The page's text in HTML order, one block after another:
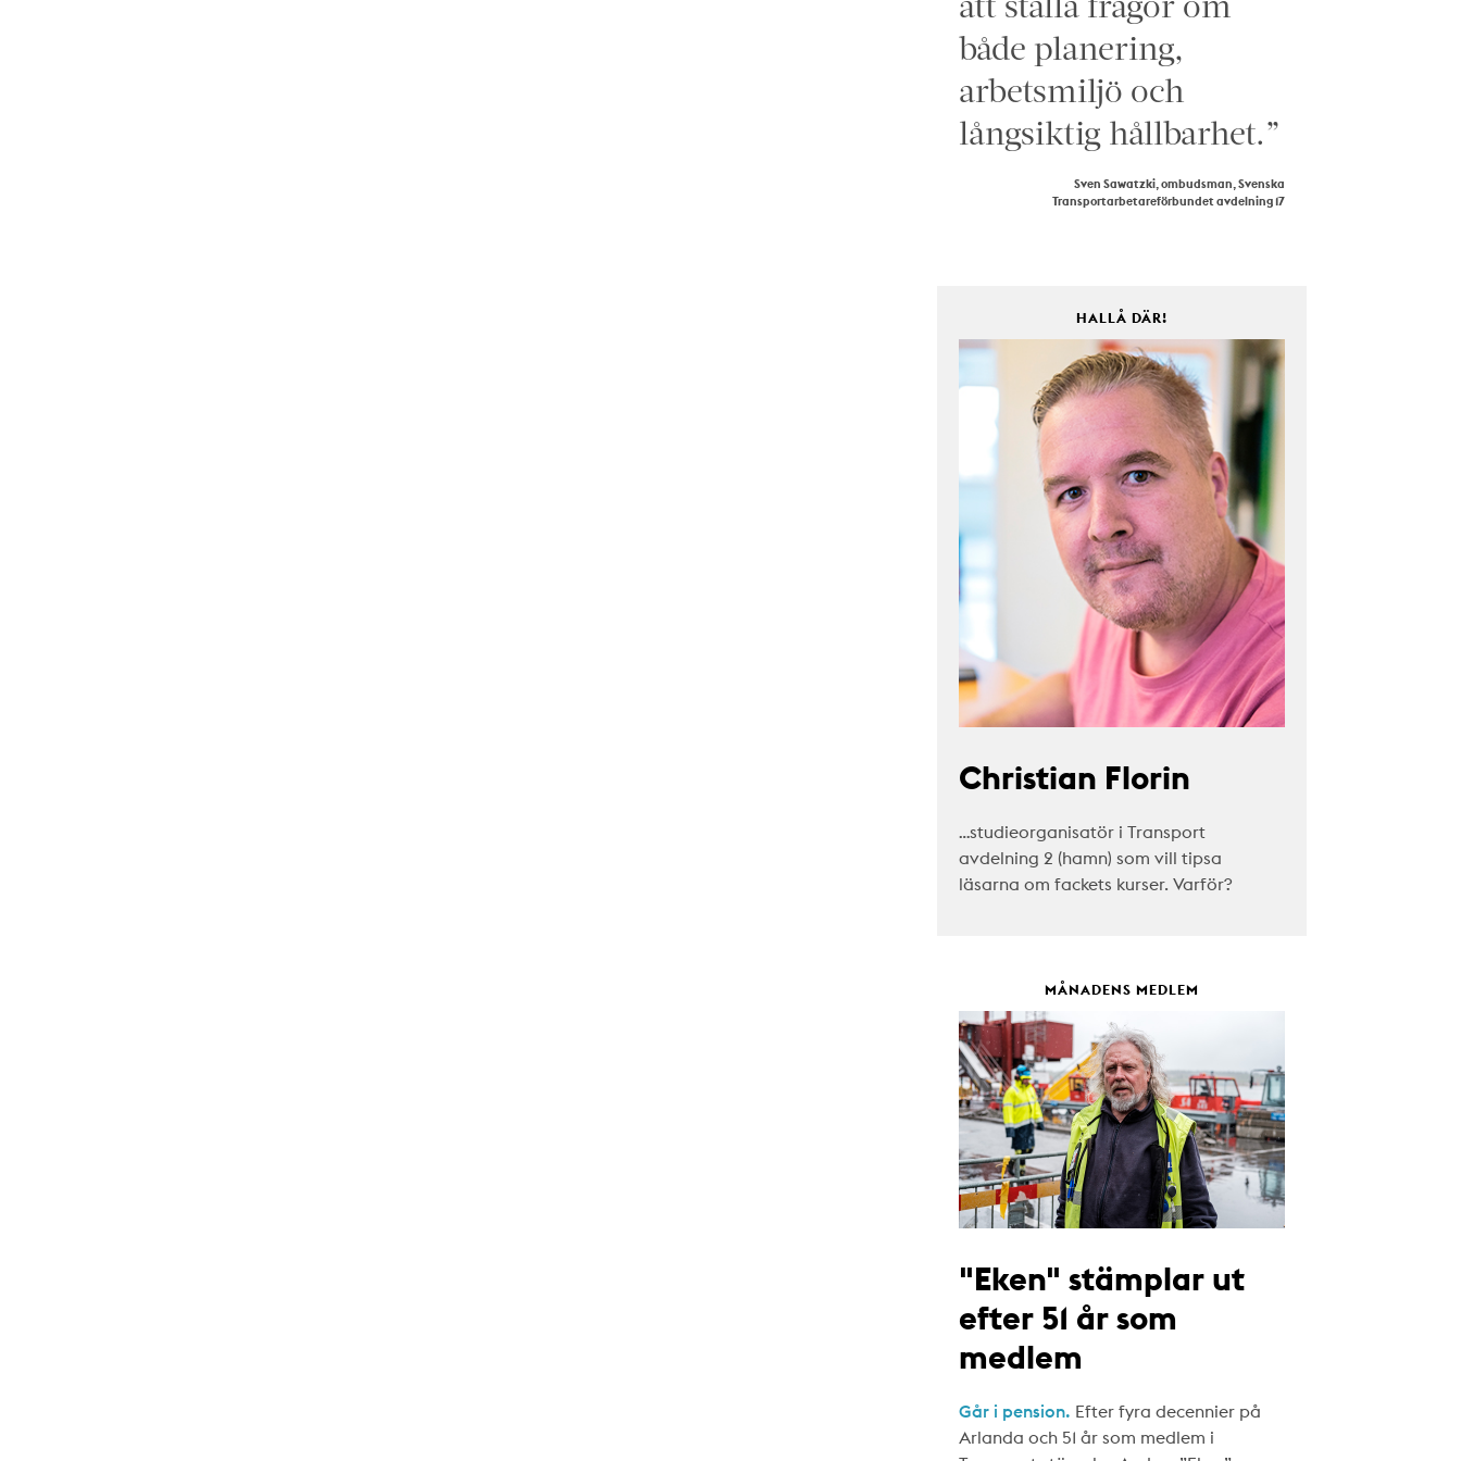
både planering,
arbetsmiljö och
långsiktig hållbarhet.”
Sven Sawatzki, ombudsman, Svenska
Transportarbetareförbundet avdelning 17
HALLÅ DÄR!
Christian Florin
…studieorganisatör i Transport
avdelning 2 (hamn) som vill tipsa
läsarna om fackets kurser. Varför?
MÅNADENS MEDLEM
"Eken" stämplar ut
efter 51 år som
medlem
Går i pension. Efter fyra decennier på
Arlanda och 51 år som medlem i